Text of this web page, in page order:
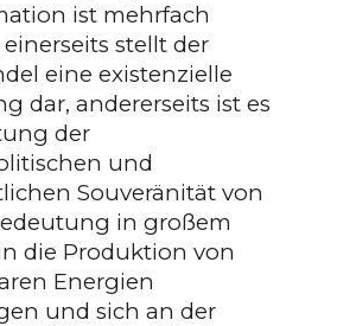
ist mehrfach
stellt der
eine existenzielle
dar, andererseits ist es
der
und
Souveränität von
in großem
die Produktion von
Energien
und sich an der